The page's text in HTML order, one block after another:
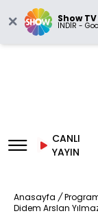
Show TV
İNDİR -
CANLI
YAYIN
Anasayfa /
Didem Arslan